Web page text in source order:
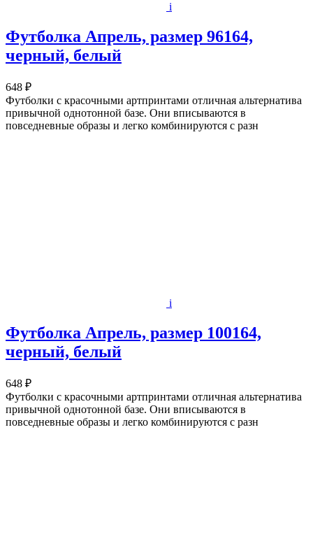
i
Футболка Апрель, размер 96164,
черный, белый
648 ₽
Футболки с красочными артпринтами отличная альтернатива
привычной однотонной базе. Они вписываются в
повседневные образы и легко комбинируются с разн
i
Футболка Апрель, размер 100164,
черный, белый
648 ₽
Футболки с красочными артпринтами отличная альтернатива
привычной однотонной базе. Они вписываются в
повседневные образы и легко комбинируются с разн